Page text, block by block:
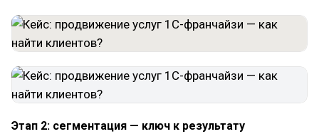
Этап 2: сегментация — ключ к результату